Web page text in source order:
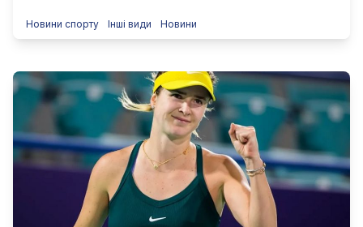
Новини спорту Інші види Новини